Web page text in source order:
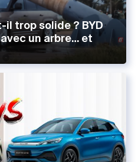
il trop solide ? BYD
un arbre… et